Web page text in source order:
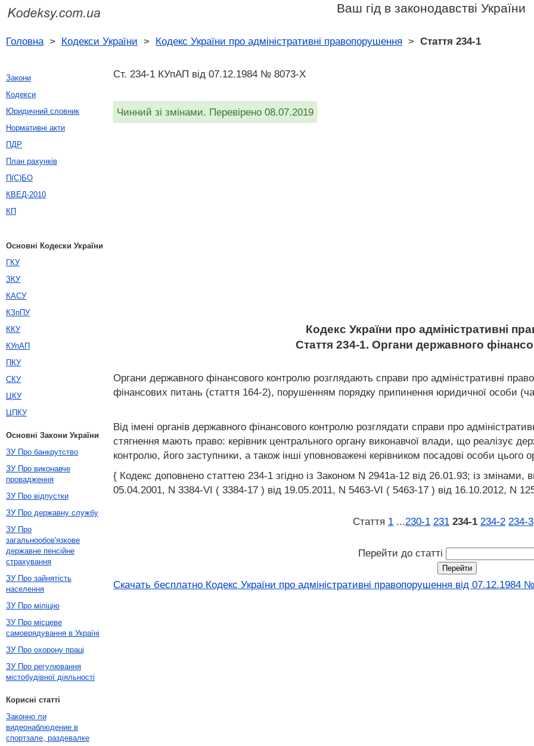
Ваш гід в законодавстві України
Головна> Кодекси України > Кодекс України про адміністративні правопорушення > Стаття 234-1
Ст. 234-1 КУпАП вiд 07.12.1984 № 8073-X
Чинний зі змінами. Перевірено 08.07.2019
Кодекс України про адміністративні
Стаття 234-1. Органи державного
Органи державного фінансового контролю розглядають справи про адміністративні
фінансових питань (стаття 164-2), порушенням порядку припинення юридичної особи
Від імені органів державного фінансового контролю розглядати справи про
стягнення мають право: керівник центрального органу виконавчої влади, що реалізує
контролю, його заступники, а також інші уповноважені керівником посадові особи цього
{ Кодекс доповнено статтею 234-1 згідно із Законом N 2941а-12 від 26.01.93; із
05.04.2001, N 3384-VI ( 3384-17 ) від 19.05.2011, N 5463-VI ( 5463-17 ) від 16.10.2012, N
Стаття 1 ...230‑1 231 234‑1 234‑2 234‑3
Перейти до статті
Скачать бесплатно Кодекс України про адміністративні правопорушення вiд 07.12.1984
Закони
Кодекси
Юридичний словник
Нормативні акти
ПДР
План рахунків
П(С)БО
КВЕД-2010
КП
Основні Кодески України
ГКУ
ЗКУ
КАСУ
КЗпПУ
ККУ
КУпАП
ПКУ
СКУ
ЦКУ
ЦПКУ
Основні Закони України
ЗУ Про банкрутство
ЗУ Про виконавче
провадження
ЗУ Про відпустки
ЗУ Про державну службу
ЗУ Про
загальнообов'язкове
державне пенсійне
страхування
ЗУ Про зайнятість
населення
ЗУ Про міліцію
ЗУ Про місцеве
самоврядування в Україні
ЗУ Про охорону праці
ЗУ Про регулювання
містобудівної діяльності
Корисні статті
Законно ли
видеонаблюдение в
спортзале, раздевалке